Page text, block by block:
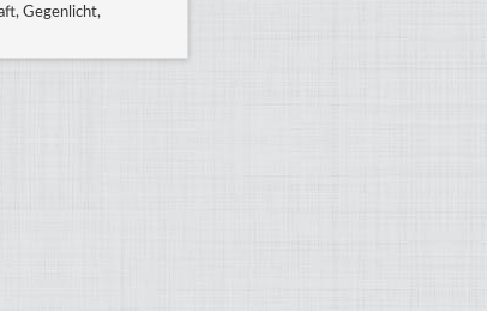
Gegenlicht,